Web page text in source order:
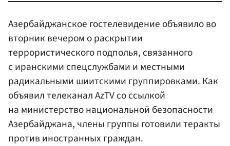
Азербайджанское гостелевидение объявило во
вторник вечером о раскрытии
террористического подполья, связанного
с иранскими спецслужбами и местными
радикальными шиитскими группировками. Как
объявил телеканал AzTV со ссылкой
на министерство национальной безопасности
Азербайджана, члены группы готовили теракты
против иностранных граждан.